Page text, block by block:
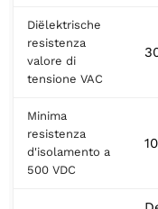
Diëlektrische
resistenza
valore di
tensione VAC
Minima
resistenza
d'isolamento a
500 VDC